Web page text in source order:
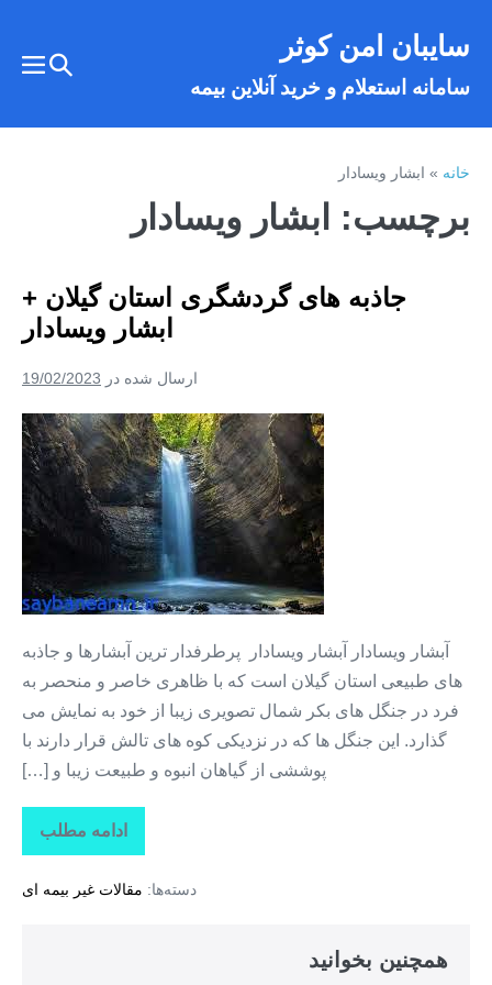
سایبان امن کوثر
سامانه استعلام و خرید آنلاین بیمه
تغییر
خانه»ابشار ویسادار
برچسب: ابشار ویسادار
جاذبه های گردشگری استان گیلان +
ابشار ویسادار
ارسال شده در 19/02/2023
جاذبه
های
گردشگری
استان
گیلان
+
ابشار
آبشار ویسادار آبشار ویسادار پرطرفدار ترین آبشارها و جاذبه
های طبیعی استان گیلان است که با ظاهری خاصر و منحصر به
فرد در جنگل های بکر شمال تصویری زیبا از خود به نمایش می
گذارد. این جنگل ها که در نزدیکی کوه های تالش قرار دارند با
پوششی از گیاهان انبوه و طبیعت زیبا و […]
ادامه مطلب
جاذبه
های
استان
دسته‌ها: مقالات غیر بیمه ای
همچنین بخوانید